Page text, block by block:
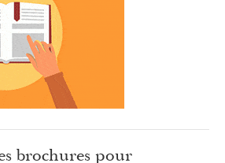
brochures pour